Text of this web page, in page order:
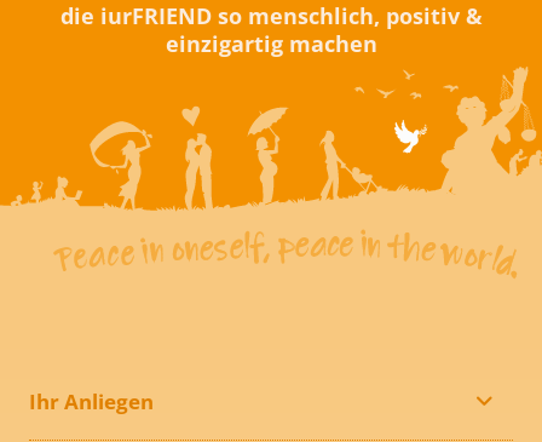
die iurFRIEND so menschlich, positiv &
einzigartig machen
Ihr Anliegen